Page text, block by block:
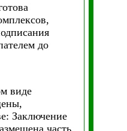
до
виде
Заключение
часть